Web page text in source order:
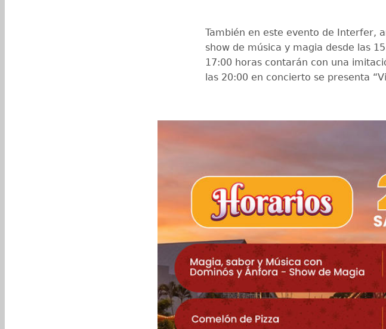
También en este evento de Interfer,
show de música y magia desde las
17:00 horas contarán con una
las 20:00 en concierto se presenta